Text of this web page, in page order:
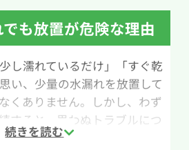
程度のお湯です。お湯の温度
熱湯を使うと便器が急激な温
り破損したりする恐れがあ
ください。
りです。まず、便器内の水位
合は、バケツなどで水を汲み
で減らします。その後、用意
も放置が危険な理由
し濡れているだけ」「すぐ乾
い、少量の水漏れを放置して
くありません。しかし、わず
すると、思わぬトラブルにつ
ます。特に多いのが、床材や